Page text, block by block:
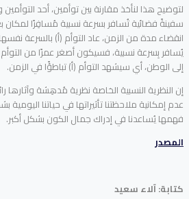
لتوضيح هذا لنأخذ مقارنة بين توأمين، أحد
سفينةً فضائية تُسافر بسرعة نسبية مُسافِرًا لمكان
انقضاء مدة من الزمن، عاد التوأم (أ) بالسرعة
يُسافر بِسرعة نسبية، فسيكون أصغر عمرًا من
إلى الوطن، أي سيشهد التوأم (أ) تباطؤًا في الزمن.
إن النظرية النسبية الخاصة نظرية مُدهِشة وآثارها
عدم إمكانية ملاحظتنا تأثيراتها في حياتنا اليومية
فهمها يُساعدنا في إدراك جمال الكون بشكل أكبر.
المصدر
كتابة: آلاء سعيد